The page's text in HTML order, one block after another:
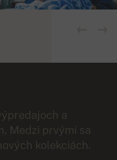
a
Medzi prvými sa
kolekciách.